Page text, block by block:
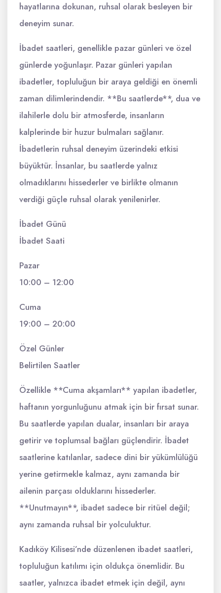
hayatlarına dokunan, ruhsal olarak besleyen bir
deneyim sunar.
İbadet saatleri, genellikle pazar günleri ve özel
günlerde yoğunlaşır. Pazar günleri yapılan
ibadetler, topluluğun bir araya geldiği en önemli
zaman dilimlerindendir. **Bu saatlerde**, dua ve
ilahilerle dolu bir atmosferde, insanların
kalplerinde bir huzur bulmaları sağlanır.
İbadetlerin ruhsal deneyim üzerindeki etkisi
büyüktür. İnsanlar, bu saatlerde yalnız
olmadıklarını hissederler ve birlikte olmanın
verdiği güçle ruhsal olarak yenilenirler.
İbadet Günü
İbadet Saati
Pazar
10:00 – 12:00
Cuma
19:00 – 20:00
Özel Günler
Belirtilen Saatler
Özellikle **Cuma akşamları** yapılan ibadetler,
haftanın yorgunluğunu atmak için bir fırsat sunar.
Bu saatlerde yapılan dualar, insanları bir araya
getirir ve toplumsal bağları güçlendirir. İbadet
saatlerine katılanlar, sadece dini bir yükümlülüğü
yerine getirmekle kalmaz, aynı zamanda bir
ailenin parçası olduklarını hissederler.
**Unutmayın**, ibadet sadece bir ritüel değil;
aynı zamanda ruhsal bir yolculuktur.
Kadıköy Kilisesi’nde düzenlenen ibadet saatleri,
topluluğun katılımı için oldukça önemlidir. Bu
saatler, yalnızca ibadet etmek için değil, aynı